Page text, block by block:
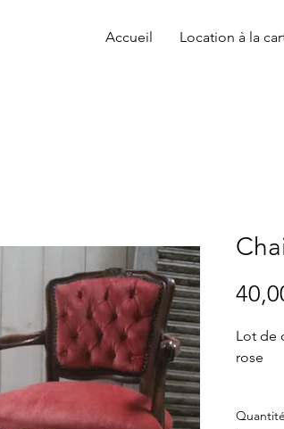
Accueil Location à la
Lot de
rose
Quantité